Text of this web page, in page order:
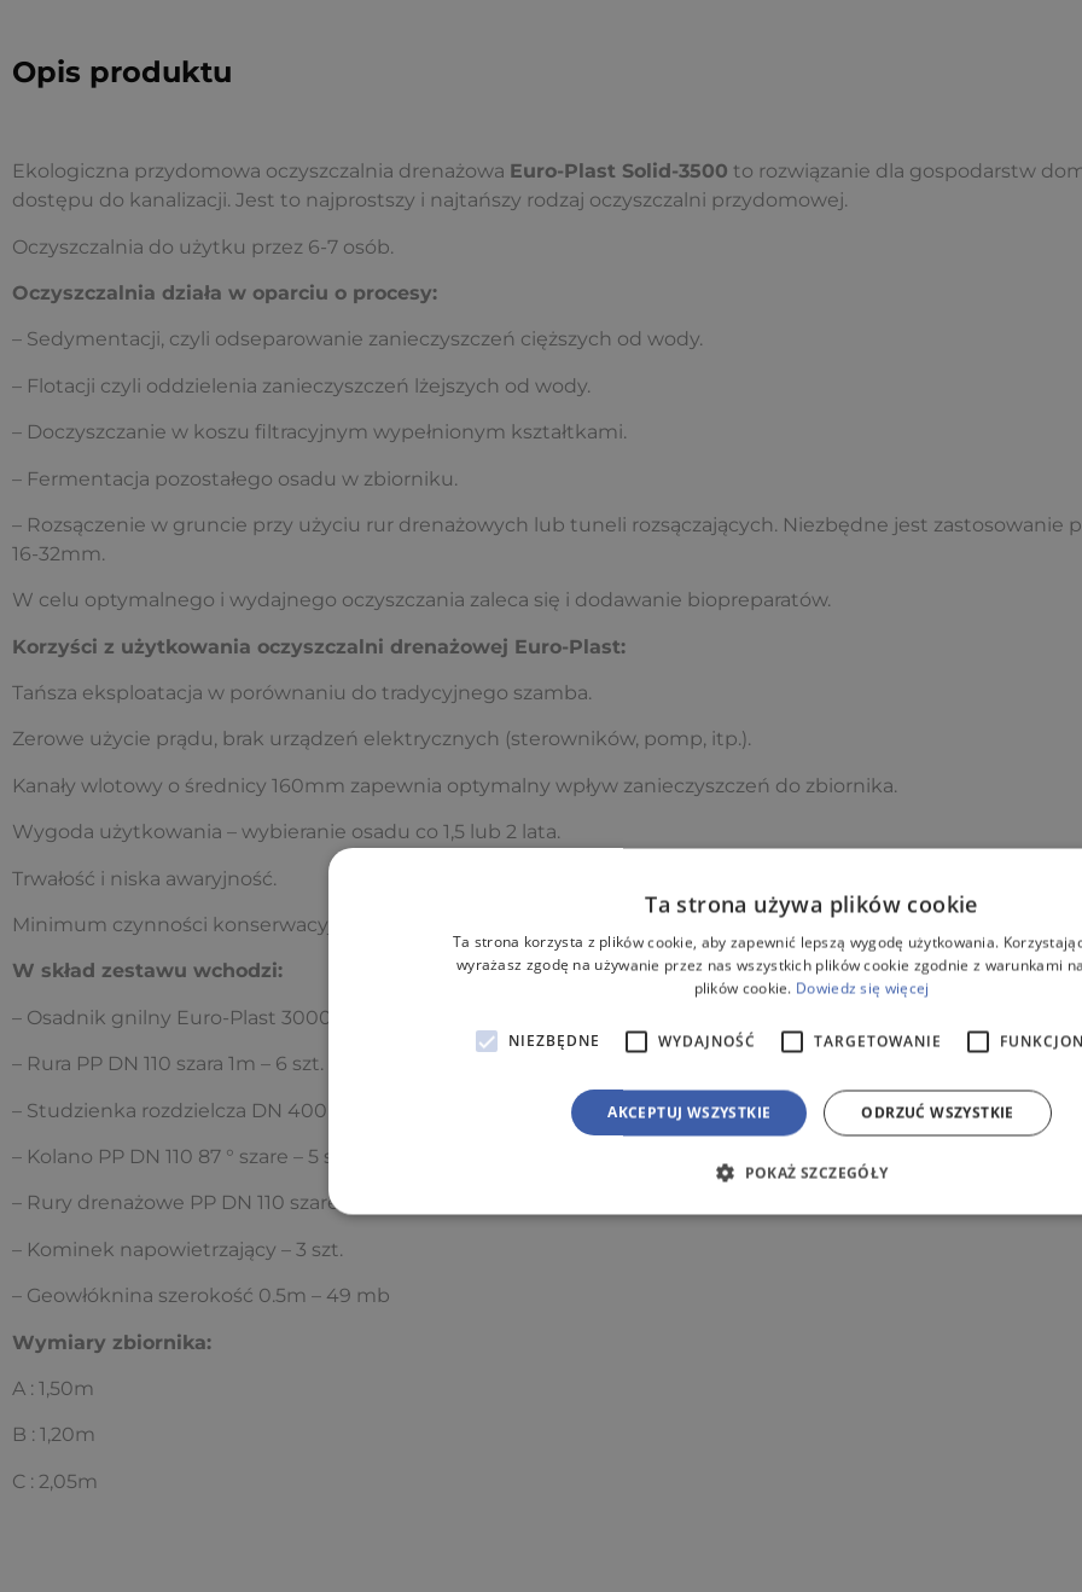
Opis produktu
Ekologiczna przydomowa oczyszczalnia drenażowa Euro-Plast Solid-3500 to rozwiązanie dla gospodarstw
dostępu do kanalizacji. Jest to najprostszy i najtańszy rodzaj oczyszczalni przydomowej.
Oczyszczalnia do użytku przez 6-7 osób.
Oczyszczalnia działa w oparciu o procesy:
– Sedymentacji, czyli odseparowanie zanieczyszczeń cięższych od wody.
– Flotacji czyli oddzielenia zanieczyszczeń lżejszych od wody.
– Doczyszczanie w koszu filtracyjnym wypełnionym kształtkami.
– Fermentacja pozostałego osadu w zbiorniku.
– Rozsączenie w gruncie przy użyciu rur drenażowych lub tuneli rozsączających. Niezbędne jest zastosowanie
16-32mm.
W celu optymalnego i wydajnego oczyszczania zaleca się i dodawanie biopreparatów.
Korzyści z użytkowania oczyszczalni drenażowej Euro-Plast:
Tańsza eksploatacja w porównaniu do tradycyjnego szamba.
Zerowe użycie prądu, brak urządzeń elektrycznych (sterowników, pomp, itp.).
Kanały wlotowy o średnicy 160mm zapewnia optymalny wpływ zanieczyszczeń do zbiornika.
Wygoda użytkowania – wybieranie osadu co 1,5 lub 2 lata.
Trwałość i niska awaryjność.
Minimum czynności konserwacyjnych.
W skład zestawu wchodzi:
– Osadnik gnilny Euro-Plast 3000L
– Rura PP DN 110 szara 1m – 6 szt.
– Studzienka rozdzielcza DN 400 H- 0.7m DN 400 H-0,5m lubDN 400 H-1,1m – 1 szt./ Studzienka
– Kolano PP DN 110 87 ° szare – 5 szt.
– Rury drenażowe PP DN 110 szare 2m – 24 szt.
– Kominek napowietrzający – 3 szt.
– Geowłóknina szerokość 0.5m – 49 mb
Wymiary zbiornika:
A : 1,50m
B : 1,20m
C : 2,05m
Ta strona używa plików cookie
Ta strona korzysta z plików cookie, aby zapewnić lepszą wygodę użytkowania.
wyrażasz zgodę na używanie przez nas wszystkich plików cookie zgodnie z warunkami
plików cookie. Dowiedz się więcej
NIEZBĘDNE WYDAJNOŚĆ TARGETOWANIE
AKCEPTUJ WSZYSTKIE ODRZUĆ WSZYSTKIE
POKAŻ SZCZEGÓŁY